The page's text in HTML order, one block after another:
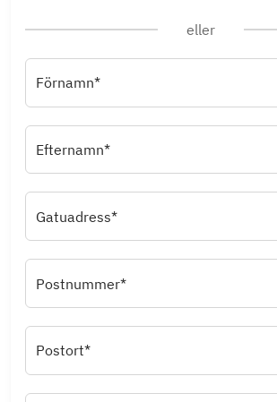
eller
Förnamn*
Efternamn*
Gatuadress*
Postnummer*
Postort*